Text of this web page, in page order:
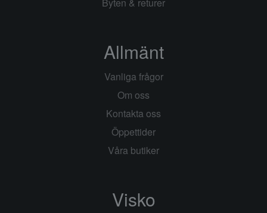
Byten & returer
Allmänt
Vanliga frågor
Om oss
Kontakta oss
Öppettider
Våra butiker
Visko